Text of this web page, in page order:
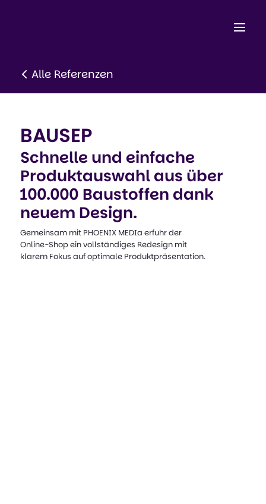
Alle Referenzen
BAUSEP
Schnelle und einfache
Produktauswahl aus über
100.000 Baustoffen dank
neuem Design.
Gemeinsam mit PHOENIX MEDIa erfuhr der
Online-Shop ein vollständiges Redesign mit
klarem Fokus auf optimale Produktpräsentation.